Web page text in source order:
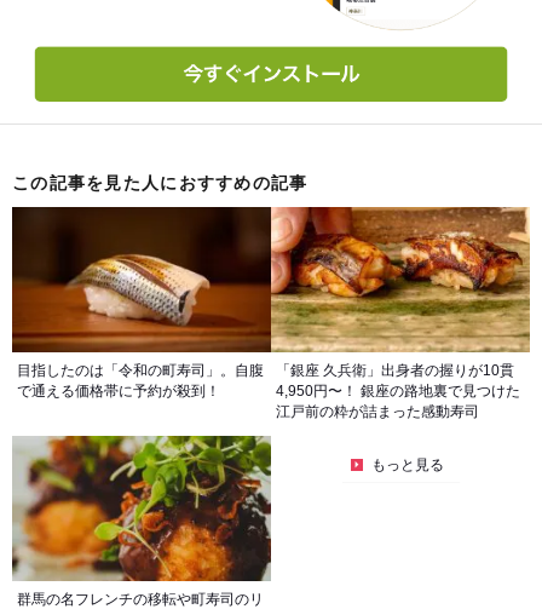
この記事を見た人におすすめの記事
目指したのは「令和の町寿司」。自腹
で通える価格帯に予約が殺到！
「銀座 久兵衛」出身者の握りが10貫
4,950円〜！ 銀座の路地裏で見つけた
江戸前の粋が詰まった感動寿司
群馬の名フレンチの移転や町寿司のリ
もっと見る